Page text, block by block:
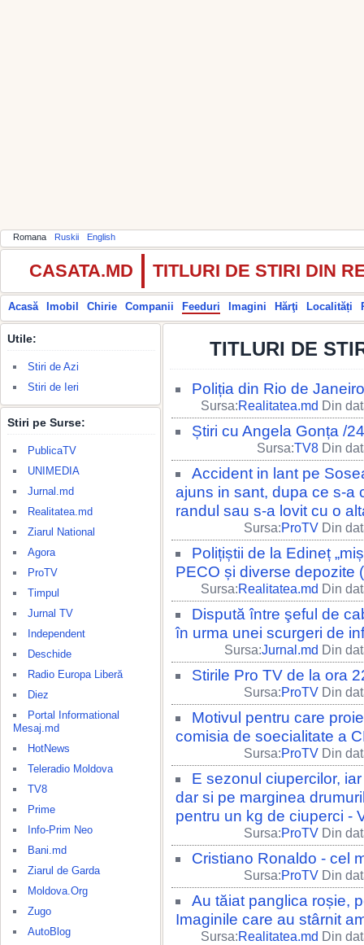
Romana Ruskii English
CASATA.MD TITLURI DE STIRI DIN
Acasă Imobil Chirie Companii Feeduri Imagini Hărţi Localități
Utile:
Stiri de Azi
Stiri de Ieri
Stiri pe Surse:
PublicaTV
UNIMEDIA
Jurnal.md
Realitatea.md
Ziarul National
Agora
ProTV
Timpul
Jurnal TV
Independent
Deschide
Radio Europa Liberă
Diez
Portal Informational
Mesaj.md
HotNews
Teleradio Moldova
TV8
Prime
Info-Prim Neo
Bani.md
Ziarul de Garda
Moldova.Org
Zugo
AutoBlog
TITLURI DE
Poliția din Rio de
Sursa:Realitatea.md Din
Știri cu Angela Gonța /
Sursa:TV8 Din
Accident in lant pe
ajuns in sant, dupa ce s-a
randul sau s-a lovit cu o
Sursa:ProTV Din
Polițiștii de la Edineț
PECO și diverse depozite
Sursa:Realitatea.md Din
Dispută între şeful de
în urma unei scurgeri de
Sursa:Jurnal.md Din
Stirile Pro TV de la ora
Sursa:ProTV Din
Motivul pentru care
comisia de soecialitate a
Sursa:ProTV Din
E sezonul ciupercilor,
dar si pe marginea
pentru un kg de ciuperci -
Sursa:ProTV Din
Cristiano Ronaldo - cel
Sursa:ProTV Din
Au tăiat panglica roșie,
Imaginile care au stârnit
Sursa:Realitatea.md Din